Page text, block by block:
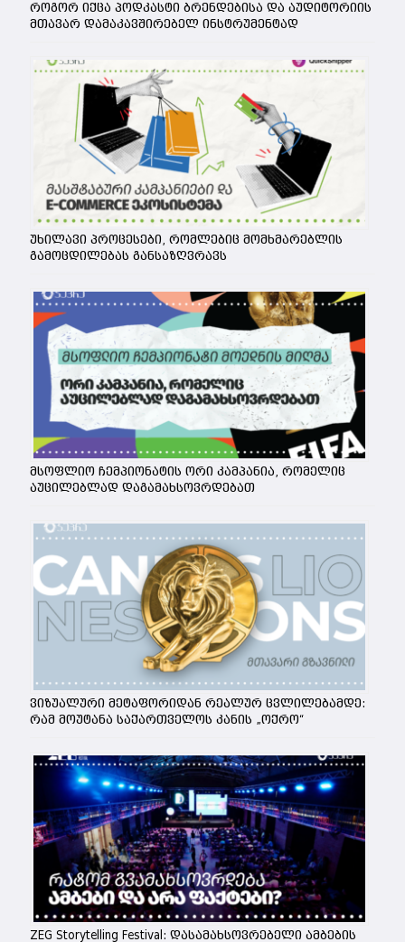
როგორ იქცა პოდკასტი ბრენდებისა და აუდიტორიის
მთავარ დამაკავშირებელ ინსტრუმენტად
უხილავი პროცესები, რომლებიც მომხმარებლის
გამოცდილებას განსაზღვრავს
მსოფლიო ჩემპიონატის ორი კამპანია, რომელიც
აუცილებლად დაგამახსოვრდებათ
ვიზუალური მეტაფორიდან რეალურ ცვლილებამდე:
რამ მოუტანა საქართველოს კანის „ოქრო“
ZEG Storytelling Festival: დასამახსოვრებელი ამბების